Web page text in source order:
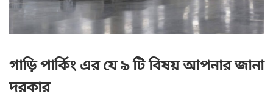
গাড়ি পার্কিং এর যে ৯ টি বিষয় আপনার জানা
দরকার